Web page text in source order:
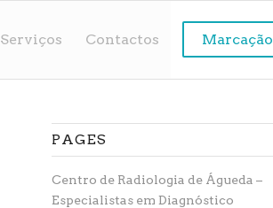
Serviços Contactos Marcação
PAGES
Centro de Radiologia de Águeda –
Especialistas em Diagnóstico